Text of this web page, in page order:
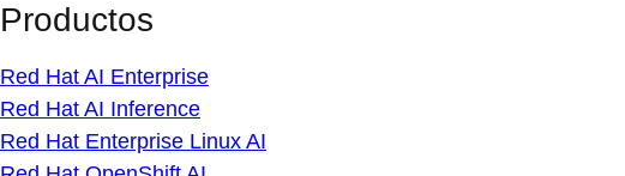
Productos
Red Hat AI Enterprise
Red Hat AI Inference
Red Hat Enterprise Linux AI